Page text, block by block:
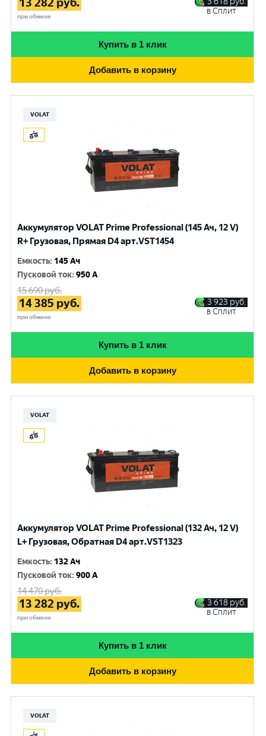
при обмене
в Сплит
Купить в 1 клик
Добавить в корзину
VOLAT
Аккумулятор VOLAT Prime Professional (145 Ач, 12 V)
R+ Грузовая, Прямая D4 арт.VST1454
Емкость: 145 Ач
Пусковой ток:950 A
15 690руб.
14 385 руб.
при обмене
3 923 руб.
в Сплит
Купить в 1 клик
Добавить в корзину
VOLAT
Аккумулятор VOLAT Prime Professional (132 Ач, 12 V)
L+ Грузовая, Обратная D4 арт.VST1323
Емкость: 132 Ач
Пусковой ток:900 A
14 470руб.
13 282 руб.
при обмене
3 618 руб.
в Сплит
Купить в 1 клик
Добавить в корзину
VOLAT